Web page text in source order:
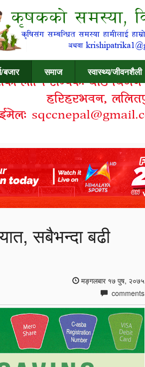
बजार समाज स्वास्थ्य/जीवनशैली
सबैभन्दा बढी
मङ्गलबार १७ पुष, २०७५
comments